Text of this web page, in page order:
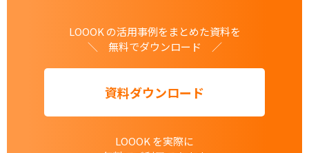
LOOOK の活用事例をまとめた資料を
＼ 無料でダウンロード ／
資料ダウンロード
LOOOK を実際に